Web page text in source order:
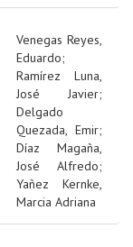
Venegas Reyes,
Eduardo;
Ramírez Luna,
José Javier;
Delgado
Quezada, Emir;
Díaz Magaña,
José Alfredo;
Yañez Kernke,
Marcia Adriana